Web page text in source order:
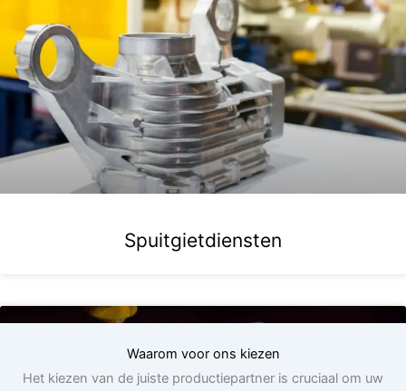
Spuitgietdiensten
Waarom voor ons kiezen
Het kiezen van de juiste productiepartner is cruciaal om uw